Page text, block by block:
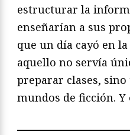
estructurar la
enseñarían a sus
que un día cayó en
aquello no servía
preparar clases,
mundos de ficción.